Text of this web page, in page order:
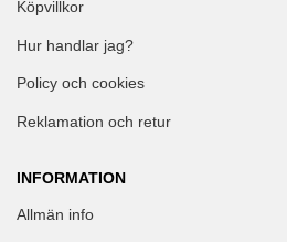
Köpvillkor
Hur handlar jag?
Policy och cookies
Reklamation och retur
INFORMATION
Allmän info